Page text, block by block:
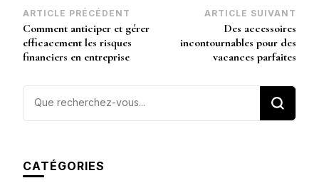
Navigation
d’article
ARTICLE PRÉCÉDENT
Comment anticiper et gérer
efficacement les risques
financiers en entreprise
ARTICLE SUIVANT
Des accessoires
incontournables pour des
vacances parfaites
Vous
CATÉGORIES